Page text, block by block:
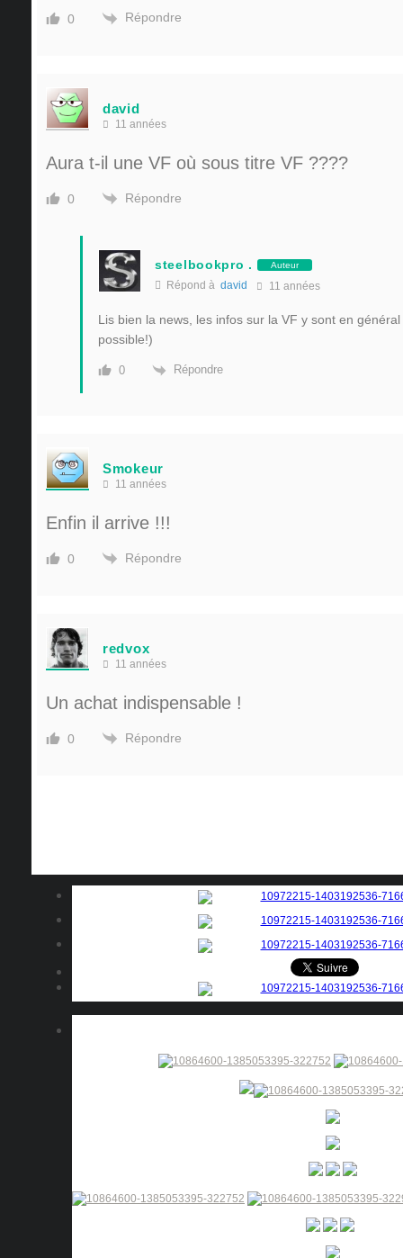
0 Répondre
david
11 années
Aura t-il une VF où sous titre VF ????
0 Répondre
steelbookpro . Auteur
Répond à david 11 années
Lis bien la news, les infos sur la VF y sont en
possible!)
0 Répondre
Smokeur
11 années
Enfin il arrive !!!
0 Répondre
redvox
11 années
Un achat indispensable !
0 Répondre